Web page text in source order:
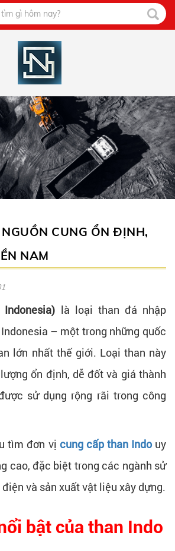
CUNG ỔN ĐỊNH,
NAM
là loại than đá nhập
– một trong những quốc
lớn nhất thế giới. Loại than này
ổn định, dễ đốt và giá thành
sử dụng rộng rãi trong công
tìm đơn vị cung cấp than Indouy
cao, đặc biệt trong các ngành sử
và sản xuất vật liệu xây dựng.
bật của than Indo